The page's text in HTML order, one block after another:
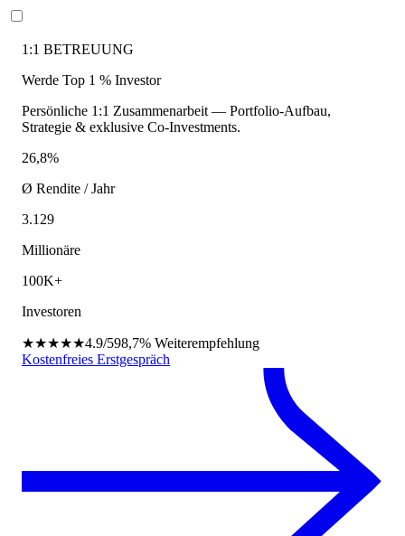
1:1 BETREUUNG
Werde Top 1 % Investor
Persönliche 1:1 Zusammenarbeit — Portfolio-Aufbau,
Strategie & exklusive Co-Investments.
26,8%
Ø Rendite / Jahr
3.129
Millionäre
100K+
Investoren
★★★★★4.9/598,7% Weiterempfehlung
Kostenfreies Erstgespräch